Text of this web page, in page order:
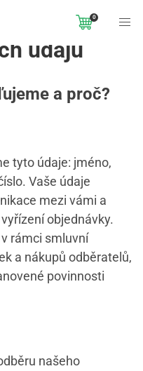
0
údajů
a proč?
tyto údaje: jméno,
Vaše údaje
mezi vámi a
objednávky.
rámci smluvní
a nákupů odběratelů,
povinnosti
našeho